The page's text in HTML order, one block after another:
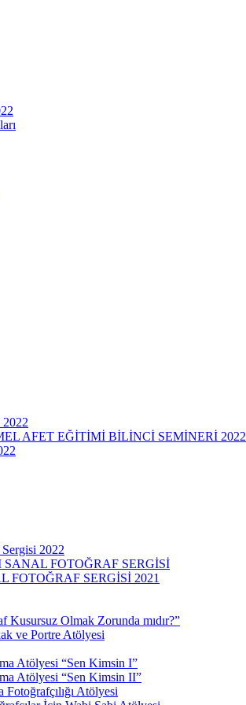
AFET EĞİTİMİ BİLİNCİ SEMİNERİ 2022
2022
FOTOĞRAF SERGİSİ
SERGİSİ 2021
Olmak Zorunda mıdır?”
ve Portre Atölyesi
Atölyesi “Sen Kimsin I”
Atölyesi “Sen Kimsin II”
Atölyesi